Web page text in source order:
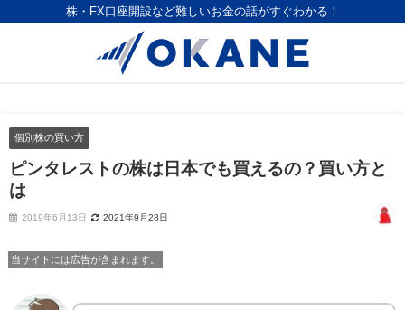
株・FX口座開設など難しいお金の話がすぐわかる！
個別株の買い方
ピンタレストの株は日本でも買えるの？買い方と
は
2019年6月13日 2021年9月28日
当サイトには広告が含まれます。